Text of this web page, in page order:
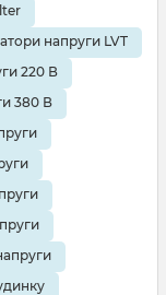
напруги LVT
220 В
380 В